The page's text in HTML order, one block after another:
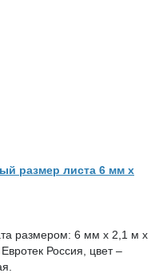
размер листа 6 мм x
размером: 6 мм х 2,1 м х
Россия, цвет –